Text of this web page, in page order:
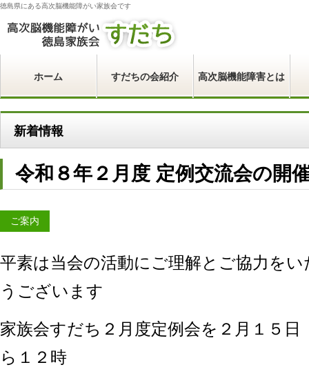
徳島県にある高次脳機能障がい家族会です
ホーム すだちの会紹介 高次脳機能障害とは
新着情報
令和８年２月度 定例交流会の開
ご案内
平素は当会の活動にご理解とご協力を
うございます
家族会すだち２月度定例会を２月１５日
ら１２時